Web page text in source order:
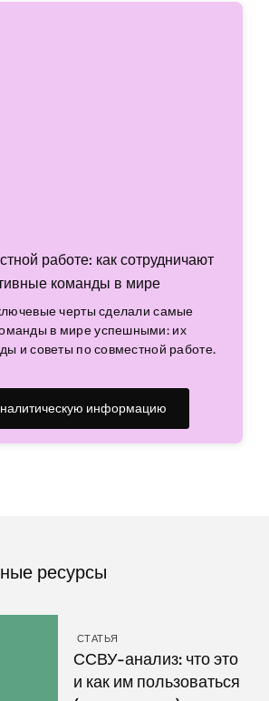
работе: как сотрудничают
команды в мире
черты сделали самые
в мире успешными: их
и советы по совместной работе.
информацию
ресурсы
СТАТЬЯ
ССВУ-анализ: что это
и как им пользоваться